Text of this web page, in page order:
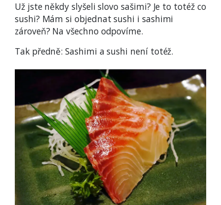
Už jste někdy slyšeli slovo sašimi? Je to totéž co
sushi? Mám si objednat sushi i sashimi
zároveň? Na všechno odpovíme.
Tak předně: Sashimi a sushi není totéž.